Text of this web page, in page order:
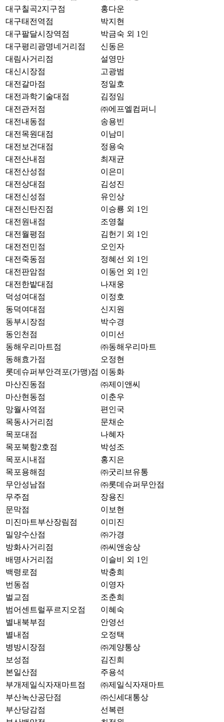
대구칠곡2지구점
홍다운
대구태전역점
박지현
대구팔달시장역점
박금숙 외 1인
대구평리광명네거리점
신동은
대림사거리점
설영만
대신시장점
고광범
대전갈마점
정일호
대전과학기술대점
김정임
대전관저점
㈜에프엘컴퍼니
대전내동점
송용빈
대전목원대점
이남미
대전보건대점
정용숙
대전산내점
최재균
대전산성점
이은미
대전상대점
김성진
대전신성점
유인상
대전신탄진점
이승룡 외 1인
대전원내점
조영철
대전월평점
김헌기 외 1인
대전전민점
오인자
대전죽동점
정혜선 외 1인
대전판암점
이동언 외 1인
대전한밭대점
나재웅
덕성여대점
이정호
동덕여대점
신지원
동부시장점
박수경
동인천점
이미선
동해우리마트점
㈜동해우리마트
동해효가점
오정현
롯데슈퍼부안격포(가맹)점 이동화
마산진동점
㈜제이앤씨
마산현동점
이춘우
망월사역점
편인국
목동사거리점
문채순
목포대점
나혜자
목포북항2호점
박성조
목포시내점
홍지은
목포용해점
㈜굿리브유통
무안성남점
㈜롯데슈퍼무안점
무주점
장용진
문막점
이보현
미진마트부산장림점
이미진
밀양수산점
㈜가경
방화사거리점
㈜씨앤송상
배명사거리점
이슬비 외 1인
백령로점
박충희
번동점
이영자
벌교점
조춘희
범어센트럴푸르지오점
이혜숙
별내북부점
안영선
별내점
오정택
병방시장점
㈜계양통상
보성점
김진희
본일산점
주용석
부개제일식자재마트점
㈜제일식자재마트
부산녹산공단점
㈜신세대통상
부산당감점
선복련